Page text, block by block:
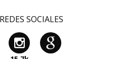
SOCIALES